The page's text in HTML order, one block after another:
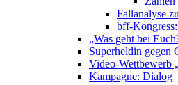
Fallanalyse
bff-
„Was geht bei
Superheldin gegen
Video-Wettbewerb
Kampagne: Dialog